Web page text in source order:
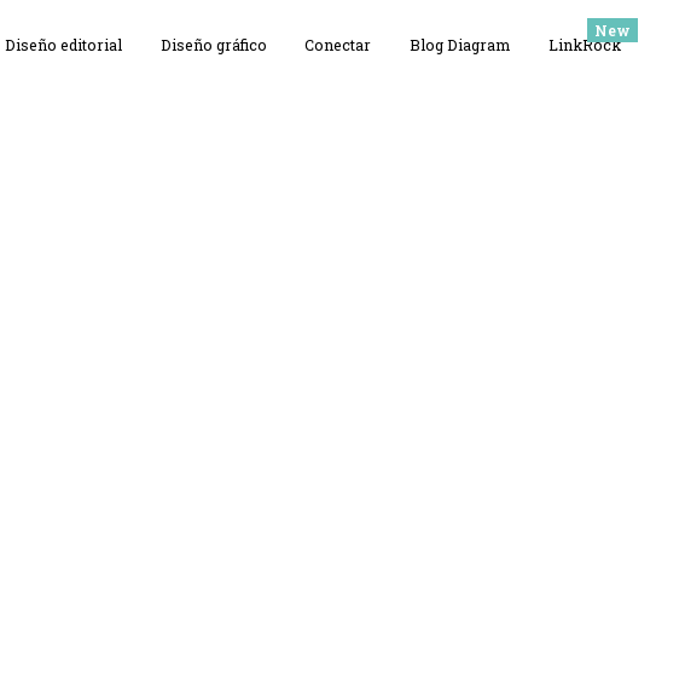
Diseño editorial Diseño gráfico Conectar Blog Diagram LinkRock